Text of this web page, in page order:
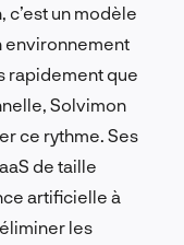
c’est un modèle
environnement
rapidement que
Solvimon
ce rythme. Ses
de taille
artificielle à
les